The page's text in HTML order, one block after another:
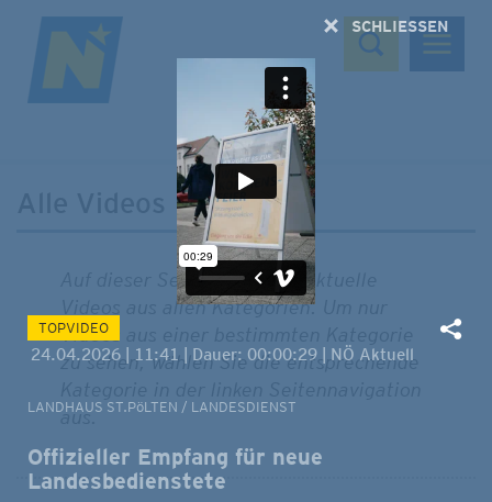
Suchen
Auf dieser Seite finden Sie aktuelle
Videos aus allen Kategorien. Um nur
Videos aus einer bestimmten Kategorie
zu sehen, wählen Sie die entsprechende
aus.
SCHLIESSEN
TOPVIDEO
24.04.2026 | 11:41 | Dauer: 00:00:29 | NÖ Aktuell
LANDHAUS ST.PöLTEN / LANDESDIENST
Offizieller Empfang für neue
Landesbedienstete